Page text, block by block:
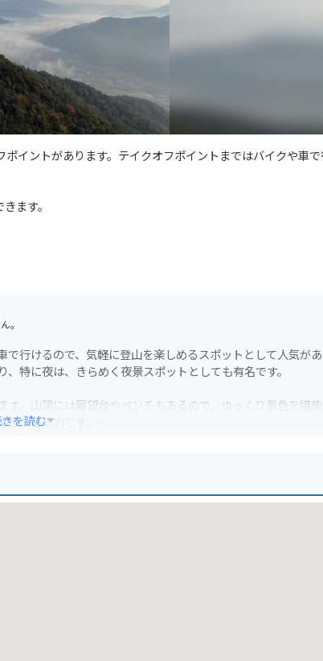
イントがあります。テイクオフポイントまではバイクや車で
ます。
。
行けるので、気軽に登山を楽しめるスポットとして人気が
特に夜は、きらめく夜景スポットとしても有名です。
。山頂には展望台やベンチもあるので、ゆっくり景色を堪能
のも魅力です。
は混雑が予想されるので、早めの時間帯に行くのがおすすめ
を読む